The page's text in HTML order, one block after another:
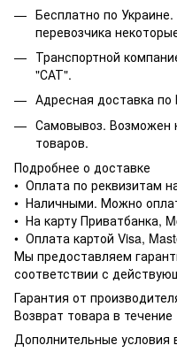
Бесплатно по
перевозчика
Транспортной
"САТ".
Адресная доставка по
Самовывоз. Возможен
товаров.
Подробнее о доставке
• Оплата по реквизитам
• Наличными. Можно
• На карту Приватбанка,
• Оплата картой Visa,
Мы предоставляем
соответствии с
Гарантия от
Возврат товара в
Дополнительные условия